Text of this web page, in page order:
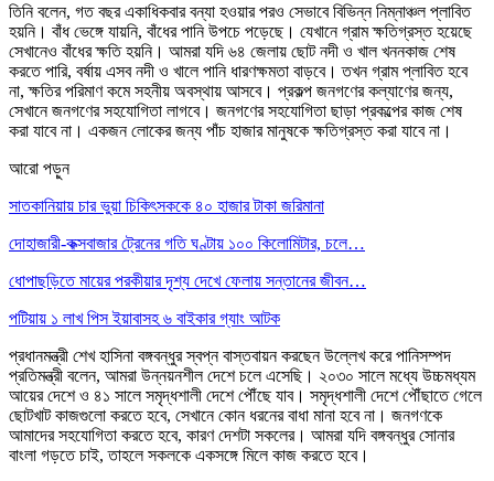
তিনি বলেন, গত বছর একাধিকবার বন্যা হওয়ার পরও সেভাবে বিভিন্ন নিম্নাঞ্চল প্লাবিত
হয়নি। বাঁধ ভেঙ্গে যায়নি, বাঁধের পানি উপচে পড়েছে। যেখানে গ্রাম ক্ষতিগ্রস্ত হয়েছে
সেখানেও বাঁধের ক্ষতি হয়নি। আমরা যদি ৬৪ জেলায় ছোট নদী ও খাল খননকাজ শেষ
করতে পারি, বর্ষায় এসব নদী ও খালে পানি ধারণক্ষমতা বাড়বে। তখন গ্রাম প্লাবিত হবে
না, ক্ষতির পরিমাণ কমে সহনীয় অবস্থায় আসবে। প্রকল্প জনগণের কল্যাণের জন্য,
সেখানে জনগণের সহযোগিতা লাগবে। জনগণের সহযোগিতা ছাড়া প্রকল্পের কাজ শেষ
করা যাবে না। একজন লোকের জন্য পাঁচ হাজার মানুষকে ক্ষতিগ্রস্ত করা যাবে না।
আরো পড়ুন
সাতকানিয়ায় চার ভুয়া চিকিৎসককে ৪০ হাজার টাকা জরিমানা
দোহাজারী-কক্সবাজার ট্রেনের গতি ঘণ্টায় ১০০ কিলোমিটার, চলে…
ধোপাছড়িতে মায়ের পরকীয়ার দৃশ্য দেখে ফেলায় সন্তানের জীবন…
পটিয়ায় ১ লাখ পিস ইয়াবাসহ ৬ বাইকার গ্যাং আটক
প্রধানমন্ত্রী শেখ হাসিনা বঙ্গবন্ধুর স্বপ্ন বাস্তবায়ন করছেন উল্লেখ করে পানিসম্পদ
প্রতিমন্ত্রী বলেন, আমরা উন্নয়নশীল দেশে চলে এসেছি। ২০৩০ সালে মধ্যে উচ্চমধ্যম
আয়ের দেশে ও ৪১ সালে সমৃদ্ধশালী দেশে পৌঁছে যাব। সমৃদ্ধশালী দেশে পৌঁছাতে গেলে
ছোটখাট কাজগুলো করতে হবে, সেখানে কোন ধরনের বাধা মানা হবে না। জনগণকে
আমাদের সহযোগিতা করতে হবে, কারণ দেশটা সকলের। আমরা যদি বঙ্গবন্ধুর সোনার
বাংলা গড়তে চাই, তাহলে সকলকে একসঙ্গে মিলে কাজ করতে হবে।